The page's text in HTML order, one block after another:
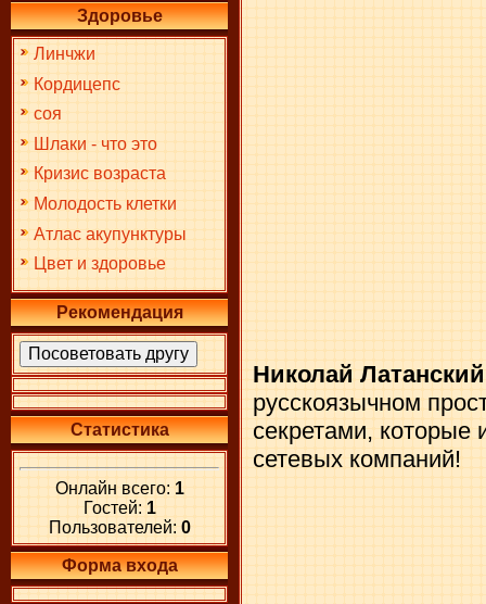
Здоровье
Линчжи
Кордицепс
соя
Шлаки - что это
Кризис возраста
Молодость клетки
Атлас акупунктуры
Цвет и здоровье
Рекомендация
Статистика
Онлайн всего: 1
Гостей: 1
Пользователей: 0
Форма входа
Николай
русскоязычном
секретами,
сетевых компаний!